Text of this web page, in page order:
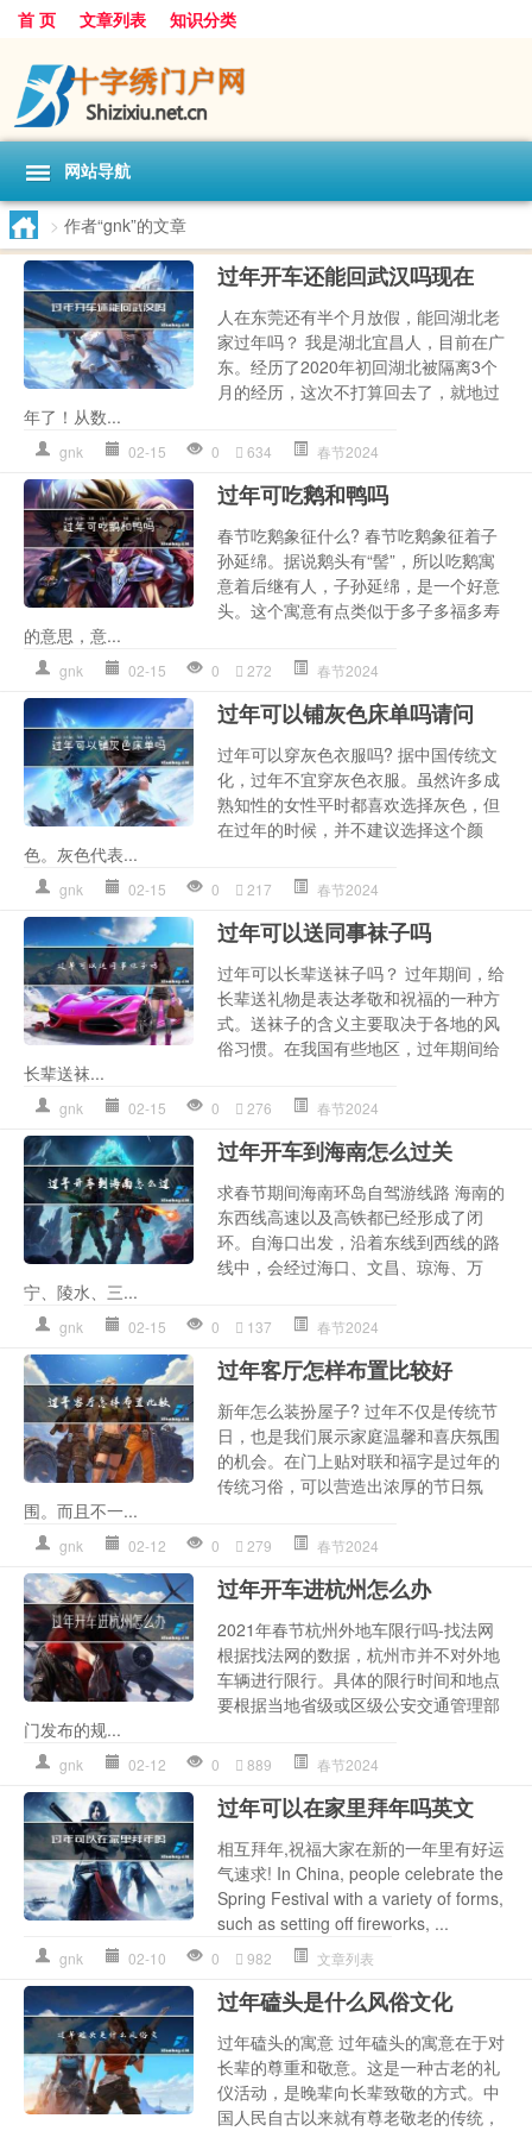
首 页 文章列表 知识分类
网站导航
> 作者“gnk”的文章
过年开车还能回武汉吗现在
人在东莞还有半个月放假，能回湖北老
家过年吗？ 我是湖北宜昌人，目前在广
东。经历了2020年初回湖北被隔离3个
月的经历，这次不打算回去了，就地过
年了！从数...
gnk 02-15 0 634 春节2024
过年可吃鹅和鸭吗
春节吃鹅象征什么? 春节吃鹅象征着子
孙延绵。据说鹅头有“髻”，所以吃鹅寓
意着后继有人，子孙延绵，是一个好意
头。这个寓意有点类似于多子多福多寿
的意思，意...
gnk 02-15 0 272 春节2024
过年可以铺灰色床单吗请问
过年可以穿灰色衣服吗? 据中国传统文
化，过年不宜穿灰色衣服。虽然许多成
熟知性的女性平时都喜欢选择灰色，但
在过年的时候，并不建议选择这个颜
色。灰色代表...
gnk 02-15 0 217 春节2024
过年可以送同事袜子吗
过年可以长辈送袜子吗？ 过年期间，给
长辈送礼物是表达孝敬和祝福的一种方
式。送袜子的含义主要取决于各地的风
俗习惯。在我国有些地区，过年期间给
长辈送袜...
gnk 02-15 0 276 春节2024
过年开车到海南怎么过关
求春节期间海南环岛自驾游线路 海南的
东西线高速以及高铁都已经形成了闭
环。自海口出发，沿着东线到西线的路
线中，会经过海口、文昌、琼海、万
宁、陵水、三...
gnk 02-15 0 137 春节2024
过年客厅怎样布置比较好
新年怎么装扮屋子? 过年不仅是传统节
日，也是我们展示家庭温馨和喜庆氛围
的机会。在门上贴对联和福字是过年的
传统习俗，可以营造出浓厚的节日氛
围。而且不一...
gnk 02-12 0 279 春节2024
过年开车进杭州怎么办
2021年春节杭州外地车限行吗-找法网
根据找法网的数据，杭州市并不对外地
车辆进行限行。具体的限行时间和地点
要根据当地省级或区级公安交通管理部
门发布的规...
gnk 02-12 0 889 春节2024
过年可以在家里拜年吗英文
相互拜年,祝福大家在新的一年里有好运
气速求! In China, people celebrate the
Spring Festival with a variety of forms,
such as setting off fireworks, ...
gnk 02-10 0 982 文章列表
过年磕头是什么风俗文化
过年磕头的寓意 过年磕头的寓意在于对
长辈的尊重和敬意。这是一种古老的礼
仪活动，是晚辈向长辈致敬的方式。中
国人民自古以来就有尊老敬老的传统，